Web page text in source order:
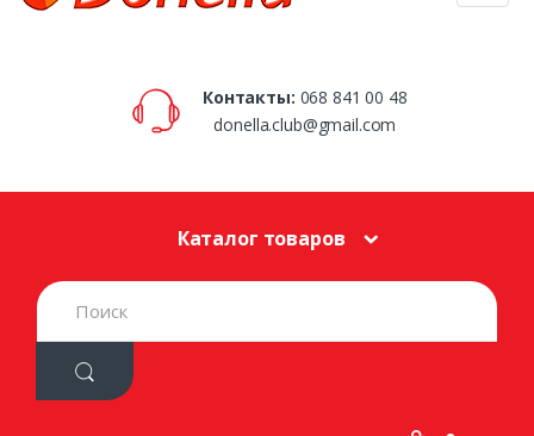
Контакты: 068 841 00 48
donella.club@gmail.com
Каталог товаров
S
e
h